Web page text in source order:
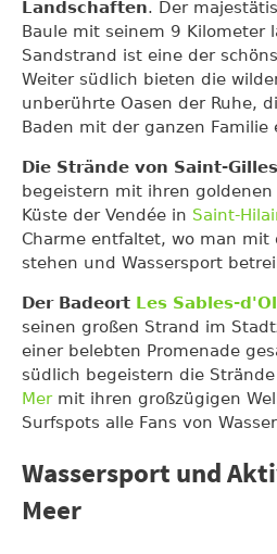
Landschaften. Der
Baule mit seinem 9 Kilometer
Sandstrand ist eine der
Weiter südlich bieten die
unberührte Oasen der Ruhe,
Baden mit der ganzen Familie
Die Strände von Saint-
begeistern mit ihren
Küste der Vendée in Saint-
Charme entfaltet, wo man mit
stehen und Wassersport
Der Badeort Les Sables-
seinen großen Strand im
einer belebten Promenade
südlich begeistern die
Mermit ihren großzügigen
Surfspots alle Fans von
Wassersport und
Meer